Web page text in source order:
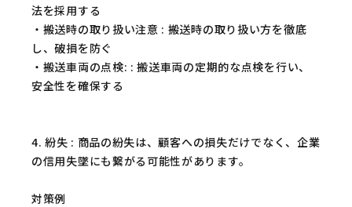
法を採用する
・搬送時の取り扱い注意 : 搬送時の取り扱い方を徹底
し、破損を防ぐ
・搬送車両の点検: : 搬送車両の定期的な点検を行い、
安全性を確保する
4. 紛失 : 商品の紛失は、顧客への損失だけでなく、企業
の信用失墜にも繋がる可能性があります。
対策例